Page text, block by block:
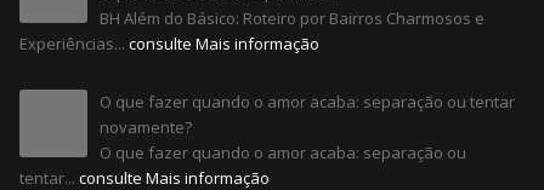
BH Além do Básico: Roteiro por Bairros Charmosos e
Experiências... consulte Mais informação
O que fazer quando o amor acaba: separação ou tentar
novamente?
O que fazer quando o amor acaba: separação ou
tentar... consulte Mais informação